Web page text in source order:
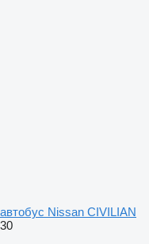
автобус Nissan CIVILIAN
30